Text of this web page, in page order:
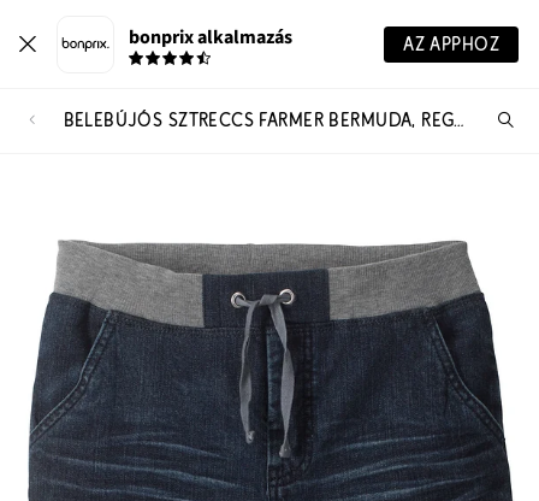
bonprix alkalmazás AZ APPHOZ
BELEBÚJÓS SZTRECCS FARMER BERMUDA, REGULAR FIT